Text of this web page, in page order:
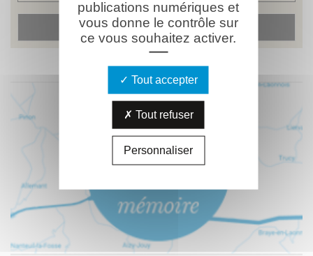
publications numériques et
vous donne le contrôle sur
ce vous souhaitez activer.
Tout accepter
Tout refuser
Personnaliser